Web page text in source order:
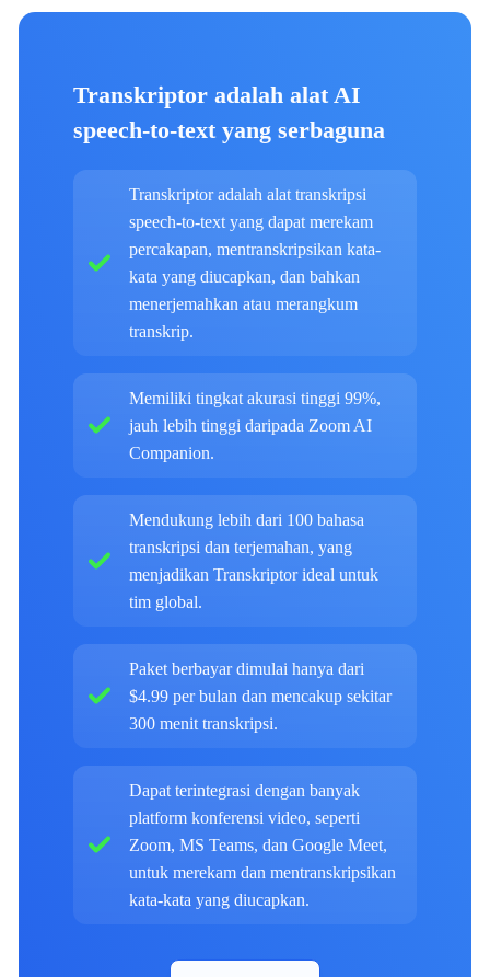
Transkriptor adalah alat AI
speech-to-text yang serbaguna
Transkriptor adalah alat transkripsi
speech-to-text yang dapat merekam
percakapan, mentranskripsikan kata-
kata yang diucapkan, dan bahkan
menerjemahkan atau merangkum
transkrip.
Memiliki tingkat akurasi tinggi 99%,
jauh lebih tinggi daripada Zoom AI
Companion.
Mendukung lebih dari 100 bahasa
transkripsi dan terjemahan, yang
menjadikan Transkriptor ideal untuk
tim global.
Paket berbayar dimulai hanya dari
$4.99 per bulan dan mencakup sekitar
300 menit transkripsi.
Dapat terintegrasi dengan banyak
platform konferensi video, seperti
Zoom, MS Teams, dan Google Meet,
untuk merekam dan mentranskripsikan
kata-kata yang diucapkan.